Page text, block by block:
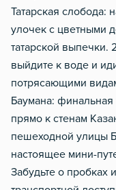
Татарская слобода:
улочек с цветными
татарской выпечки.
выйдите к воде и
потрясающими
Баумана:
прямо к стенам
пешеходной улицы
настоящее мини-
Забудьте о пробках